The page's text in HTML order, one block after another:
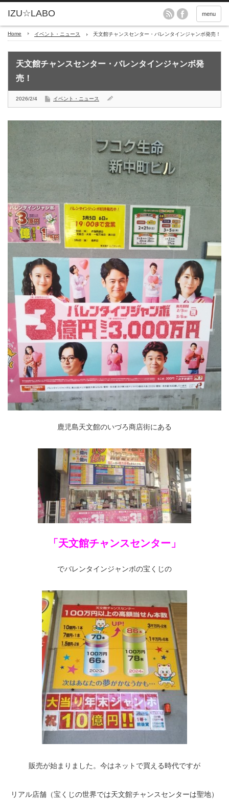
menu
Home イベント・ニュース 天文館チャンスセンター・バレンタインジャンボ発売！
天文館チャンスセンター・バレンタインジャンボ発
売！
2026/2/4 イベント・ニュース
鹿児島天文館のいづろ商店街にある
「天文館チャンスセンター」
でバレンタインジャンボの宝くじの
販売が始まりました。今はネットで買える時代ですが
リアル店舗（宝くじの世界では天文館チャンスセンターは聖地）